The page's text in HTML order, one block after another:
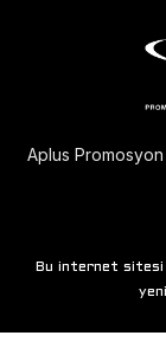
Aplus
Bu internet